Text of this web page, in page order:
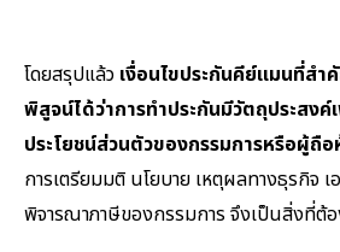
โดยสรุปแล้ว เงื่อนไขประกันคีย์แมนที่ส
พิสูจน์ได้ว่าการทำประกันมีวัตถุประสงค์
ประโยชน์ส่วนตัวของกรรมการหรือผู้ถื
การเตรียมมติ นโยบาย เหตุผลทางธุรกิจ
พิจารณาภาษีของกรรมการ จึงเป็นสิ่งที่ต้